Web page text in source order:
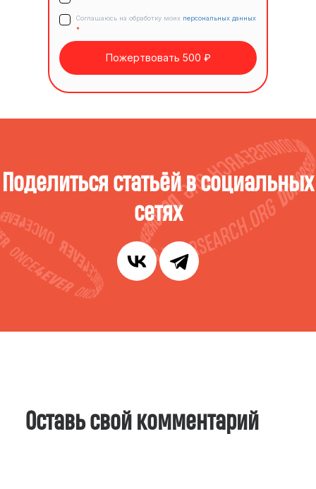
Соглашаюсь на обработку моих персональных данных
*
Пожертвовать 500 ₽
Поделиться статьёй в социальных
сетях
Оставь свой комментарий